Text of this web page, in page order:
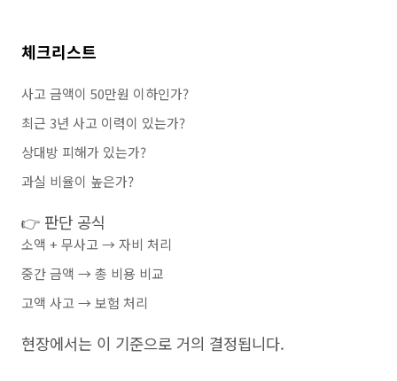
체크리스트
사고 금액이 50만원 이하인가?
최근 3년 사고 이력이 있는가?
상대방 피해가 있는가?
과실 비율이 높은가?
👉 판단 공식
소액 + 무사고 → 자비 처리
중간 금액 → 총 비용 비교
고액 사고 → 보험 처리
현장에서는 이 기준으로 거의 결정됩니다.